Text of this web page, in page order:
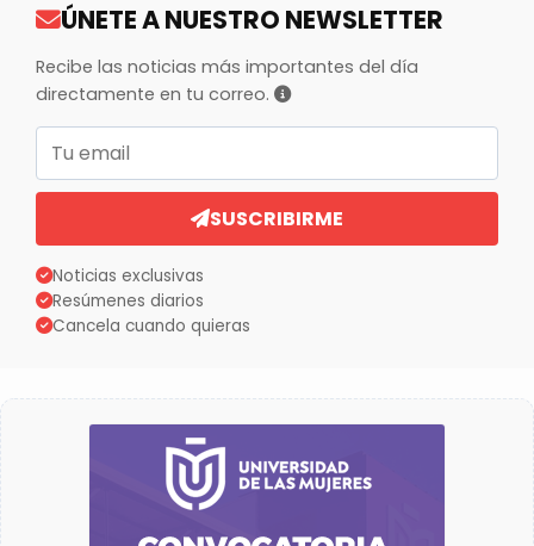
ÚNETE A NUESTRO NEWSLETTER
Recibe las noticias más importantes del día
directamente en tu correo.
Correo electrónico
SUSCRIBIRME
Noticias exclusivas
Resúmenes diarios
Cancela cuando quieras